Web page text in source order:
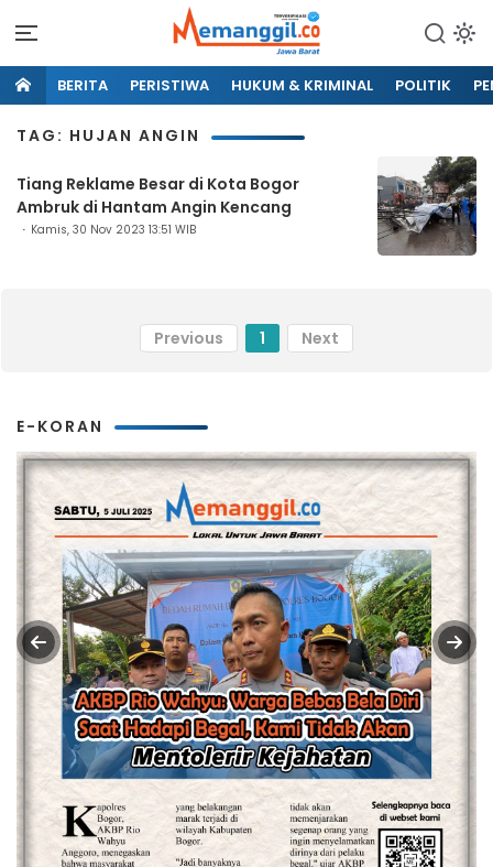
BERITA PERISTIWA HUKUM & KRIMINAL POLITIK
TAG: HUJAN ANGIN
Tiang Reklame Besar di Kota Bogor
Ambruk di Hantam Angin Kencang
Kamis, 30 Nov 2023 13:51 WIB
Previous 1 Next
E-KORAN